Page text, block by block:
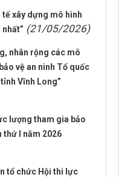
xây dựng mô hình
(21/05/2026)
nhân rộng các mô
vệ an ninh Tổ quốc
Vĩnh Long”
lượng tham gia bảo
thứ I năm 2026
tổ chức Hội thi lực